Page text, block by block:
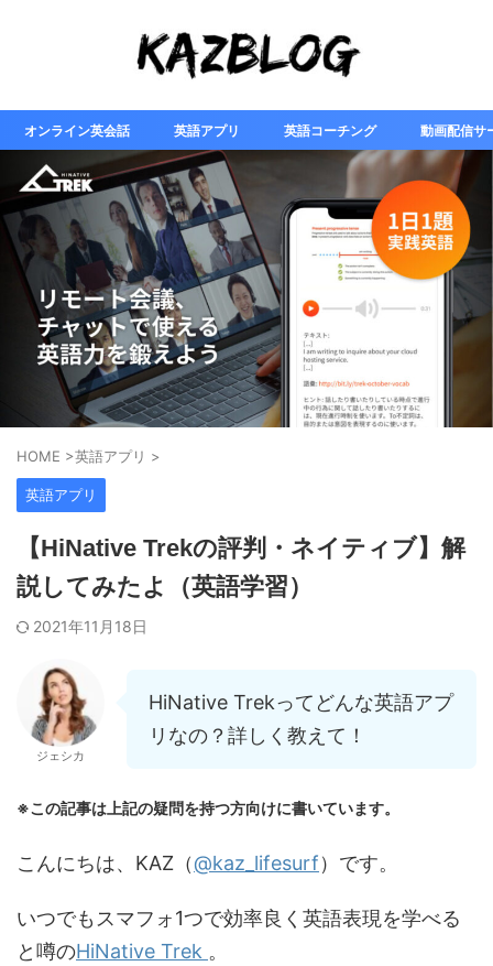
オンライン英会話 英語アプリ 英語コーチング 動画配信サ
HOME >英語アプリ >
英語アプリ
【HiNative Trekの評判・ネイティブ】解
説してみたよ（英語学習）
2021年11月18日
ジェシカ
HiNative Trekってどんな英語アプ
リなの？詳しく教えて！
※この記事は上記の疑問を持つ方向けに書いています。
こんにちは、KAZ（@kaz_lifesurf）です。
いつでもスマフォ1つで効率良く英語表現を学べる
と噂のHiNative Trek 。